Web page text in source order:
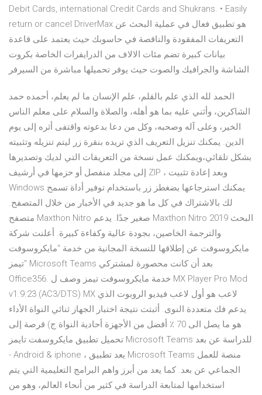
Debit Cards, international Credit Cards and Shukrans. • Easily
return or cancel DriverMax هو تطبيق فعال في عملية البحث عن
التعريفات المفقودة والناقصة في حاسوبك حيث يعتمد على قاعدة
بيانات كبيرة تضم مئات الالاف من الدرايفرات الخاصة بكروت
الشاشة والجرافيك والصوت حيث يوفر تحميلها مباشرة من السيرفر
الحمد لله الذي علم بالقلم، علم الإنسان ما لم يعلم، أحمده حمد
الشاكرين، وأثني عليه بما هو أهله، والصلاة والسلام على معلم الناس
الخير، وعلى آله وصحبه، وكل من دعا بدعوته واقتفى أثره إلى يوم
الدين. يمكنك تنزيل التعريف الذي تريده بنقرة زر ليتم تنزيله وتثبيته
بشكل تلقائي،ويمكنك عمل نسخة من التعريفات التي لديك وتصديرها
إلى مجلد منفصل أو حزمها في أرشيف ZIP ، وبعد إعادة تثبيت
Windows يمكنك استرجاعها بضغطز زر باستخدام توفير أداة تسمح
لك بالاشتراك في كل ما هو جديد في الأخبار من خلال المتصفح.
متصفح Maxthon Nitro صغير جدًا. يدعم Maxthon Nitro 2019 البحث
والترجمة الخاصين، بجودة عالية وكفاءة كبيرة. أعلنت شركة
مايكروسوفت عن إطلاقها للنسخة المجانية من خدمة "مايكروسوفت
تيمز" Microsoft Teams بعد أن كانت محصورة لمشتركي
Office356. خدمة مايكروسوفت تيمز وصف ل MX Player Pro Mod
v1.9.23 (AC3/DTS) MX لاعب هو أول لاعب فيديو الروبوت الذي
يدعم فك متعددة النوى. أثبتت نتيجة اختبار الجهاز ثنائي النواة الأداء
هو ما يصل الى 70 ٪ أفضل من الأجهزة أحادية النواة.ج) قرصة إلى
تحميل تطبيق مايكروسفت تايمز Microsoft Teams للدراسة عن بعد
- Android & iphone ، يعد تطبيق Microsoft Teams منصة للعمل
الجماعي عن بعد. كما يعد من أبرز واهم البرامج التعليمية التي يتم
استخدامها لمتابعة الدراسة في كثير من أنحاء العالم، وهو من